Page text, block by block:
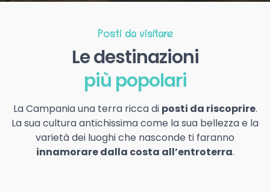
Posti da visitare
Le destinazioni
più popolari
La Campania una terra ricca di posti da riscoprire.
La sua cultura antichissima come la sua bellezza e la
varietà dei luoghi che nasconde ti faranno
innamorare dalla costa all’entroterra.